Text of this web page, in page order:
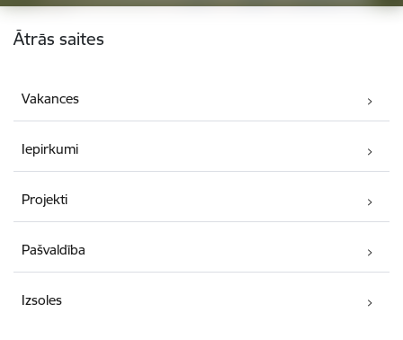
Kājene
Ātrās saites
Vakances
Iepirkumi
Projekti
Pašvaldība
Izsoles